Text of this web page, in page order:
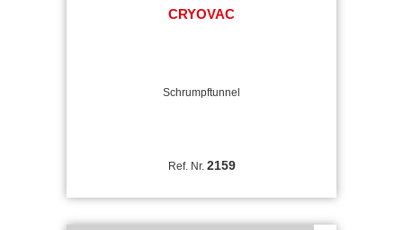
CRYOVAC
Schrumpftunnel
Ref. Nr. 2159